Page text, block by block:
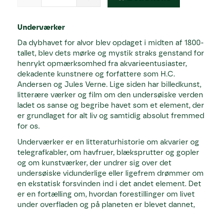
Underværker
Da dybhavet for alvor blev opdaget i midten af 1800-
tallet, blev dets mørke og mystik straks genstand for
henrykt opmærksomhed fra akvarieentusiaster,
dekadente kunstnere og forfattere som H.C.
Andersen og Jules Verne. Lige siden har billedkunst,
litterære værker og film om den undersøiske verden
ladet os sanse og begribe havet som et element, der
er grundlaget for alt liv og samtidig absolut fremmed
for os.
Underværker er en litteraturhistorie om akvarier og
telegrafkabler, om havfruer, blæksprutter og gopler
og om kunstværker, der undrer sig over det
undersøiske vidunderlige eller ligefrem drømmer om
en ekstatisk forsvinden ind i det andet element. Det
er en fortælling om, hvordan forestillinger om livet
under overfladen og på planeten er blevet dannet,